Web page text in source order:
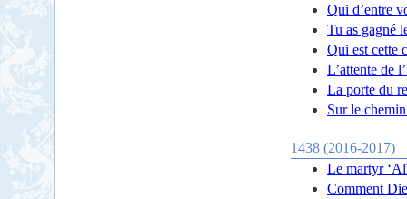
Qui d’entre
Tu as gagné
Qui est cette
L’attente de
La porte du
Sur le
1438 (2016-2017)
Le martyr
Comment